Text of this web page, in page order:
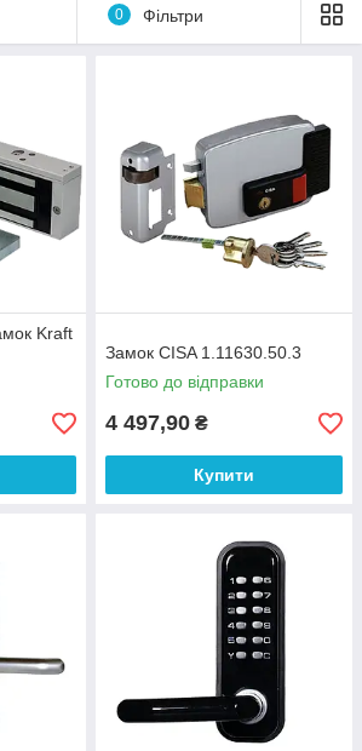
0 Фільтри
Kraft
Замок CISA 1.11630.50.3
Готово до відправки
4 497,90 ₴
Купити